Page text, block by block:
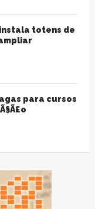
totens de
para cursos